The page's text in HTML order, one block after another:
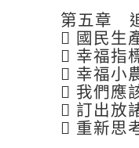
第五章
 國民生
 幸福指
 幸福小
 我們應
 訂出放
 重新思